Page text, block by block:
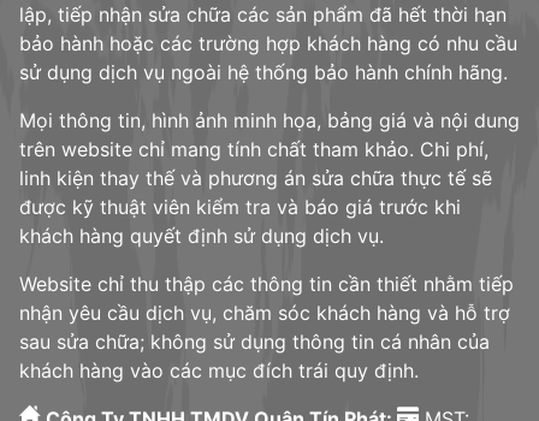
lập, tiếp nhận sửa chữa các sản phẩm đã hết thời hạn
bảo hành hoặc các trường hợp khách hàng có nhu cầu
sử dụng dịch vụ ngoài hệ thống bảo hành chính hãng.
Mọi thông tin, hình ảnh minh họa, bảng giá và nội dung
trên website chỉ mang tính chất tham khảo. Chi phí,
linh kiện thay thế và phương án sửa chữa thực tế sẽ
được kỹ thuật viên kiểm tra và báo giá trước khi
khách hàng quyết định sử dụng dịch vụ.
Website chỉ thu thập các thông tin cần thiết nhằm tiếp
nhận yêu cầu dịch vụ, chăm sóc khách hàng và hỗ trợ
sau sửa chữa; không sử dụng thông tin cá nhân của
khách hàng vào các mục đích trái quy định.